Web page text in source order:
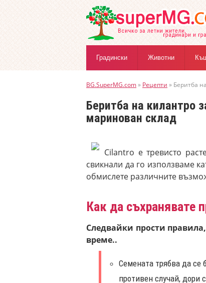
Градински Животни
BG.SuperMG.com» Рецепти » Беритба
Беритба на килантро
маринован склад
Cilantro е тревисто
свикнали да го използваме
обмислете различните
Как да съхранявате
Следвайки прости
време..
Семената трябва да се
противен случай, дори